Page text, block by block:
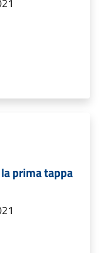
prima tappa